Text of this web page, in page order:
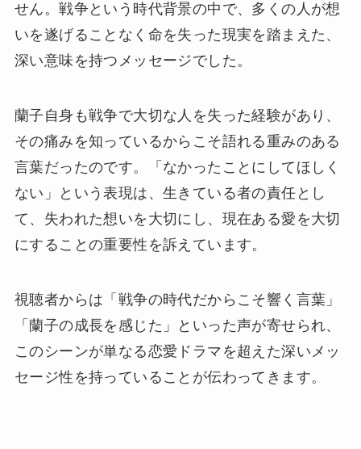
せん。戦争という時代背景の中で、多くの人が想
いを遂げることなく命を失った現実を踏まえた、
深い意味を持つメッセージでした。
蘭子自身も戦争で大切な人を失った経験があり、
その痛みを知っているからこそ語れる重みのある
言葉だったのです。「なかったことにしてほしく
ない」という表現は、生きている者の責任とし
て、失われた想いを大切にし、現在ある愛を大切
にすることの重要性を訴えています。
視聴者からは「戦争の時代だからこそ響く言葉」
「蘭子の成長を感じた」といった声が寄せられ、
このシーンが単なる恋愛ドラマを超えた深いメッ
セージ性を持っていることが伝わってきます。